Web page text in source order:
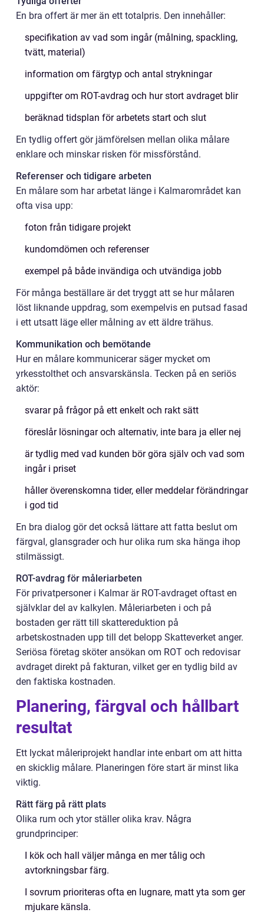
En bra offert är mer än ett totalpris. Den innehåller:
specifikation av vad som ingår (målning, spackling,
tvätt, material)
information om färgtyp och antal strykningar
uppgifter om ROT-avdrag och hur stort avdraget blir
beräknad tidsplan för arbetets start och slut
En tydlig offert gör jämförelsen mellan olika målare
enklare och minskar risken för missförstånd.
Referenser och tidigare arbeten
En målare som har arbetat länge i Kalmarområdet kan
ofta visa upp:
foton från tidigare projekt
kundomdömen och referenser
exempel på både invändiga och utvändiga jobb
För många beställare är det tryggt att se hur målaren
löst liknande uppdrag, som exempelvis en putsad fasad
i ett utsatt läge eller målning av ett äldre trähus.
Kommunikation och bemötande
Hur en målare kommunicerar säger mycket om
yrkesstolthet och ansvarskänsla. Tecken på en seriös
aktör:
svarar på frågor på ett enkelt och rakt sätt
föreslår lösningar och alternativ, inte bara ja eller nej
är tydlig med vad kunden bör göra själv och vad som
ingår i priset
håller överenskomna tider, eller meddelar förändringar
i god tid
En bra dialog gör det också lättare att fatta beslut om
färgval, glansgrader och hur olika rum ska hänga ihop
stilmässigt.
ROT-avdrag för måleriarbeten
För privatpersoner i Kalmar är ROT-avdraget oftast en
självklar del av kalkylen. Måleriarbeten i och på
bostaden ger rätt till skattereduktion på
arbetskostnaden upp till det belopp Skatteverket anger.
Seriösa företag sköter ansökan om ROT och redovisar
avdraget direkt på fakturan, vilket ger en tydlig bild av
den faktiska kostnaden.
Planering, färgval och hållbart
resultat
Ett lyckat måleriprojekt handlar inte enbart om att hitta
en skicklig målare. Planeringen före start är minst lika
viktig.
Rätt färg på rätt plats
Olika rum och ytor ställer olika krav. Några
grundprinciper:
I kök och hall väljer många en mer tålig och
avtorkningsbar färg.
I sovrum prioriteras ofta en lugnare, matt yta som ger
mjukare känsla.